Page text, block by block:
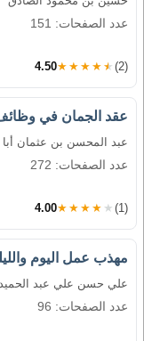
عدد الصفحات: 151
4.50★★★★★ (2)
عقد الجمان في
عبد المحسن بن عثمان
عدد الصفحات: 272
4.00★★★★★ (1)
مهذب عمل اليوم
علي حسن علي عبد الحميد
عدد الصفحات: 96